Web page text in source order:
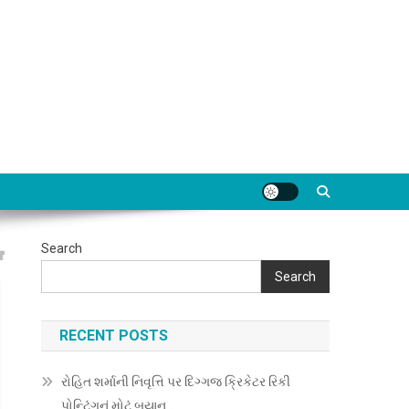
Search
Search
RECENT POSTS
રોહિત શર્માની નિવૃત્તિ પર દિગ્ગજ ક્રિકેટર રિકી
પોન્ટિંગનું મોટું બયાન…